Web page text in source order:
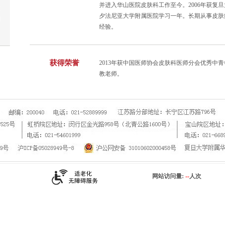
并进入华山医院皮肤科工作至今。2006年获复
夕法尼亚大学附属医院学习一年。长期从事皮
经验。
获得荣誉
2013年获中国医师协会皮肤科医师分会优秀中
教老师。
网站访问量: --人次